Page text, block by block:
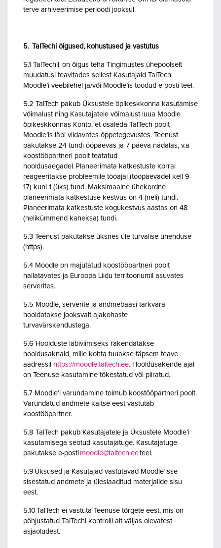
terve arhiveerimise perioodi jooksul.
5. TalTechi õigused, kohustused ja vastutus
5.1 TalTechil on õigus teha Tingimustes ühepoolselt
muudatusi teavitades sellest Kasutajaid TalTech
Moodle’i veebilehel ja/või Moodle’is toodud e-posti teel.
5.2 TalTech pakub Üksustele õpikeskkonna kasutamise
võimalust ning Kasutajatele võimalust luua Moodle
õpikeskkonnas Konto, et osaleda TalTech poolt
Moodle’is läbi viidavates õppetegevustes. Teenust
pakutakse 24 tundi ööpäevas ja 7 päeva nädalas, v.a
koostööpartneri poolt teatatud
hooldusaegadel. Planeerimata katkestuste korral
reageeritakse probleemile tööajal (tööpäevadel kell 9-
17) kuni 1 (üks) tund. Maksimaalne ühekordne
planeerimata katkestuse kestvus on 4 (neli) tundi.
Planeerimata katkestuste kogukestvus aastas on 48
(nelikümmend kaheksa) tundi.
5.3 Teenust pakutakse üksnes üle turvalise ühenduse
(https).
5.4 Moodle on majutatud koostööpartneri poolt
hallatavates ja Euroopa Liidu territooriumil asuvates
serverites.
5.5 Moodle, serverite ja andmebaasi tarkvara
hooldatakse jooksvalt ajakohaste
turvavärskendustega.
5.6 Hoolduste läbiviimiseks rakendatakse
hooldusaknaid, mille kohta tuuakse täpsem teave
aadressil https://moodle.taltech.ee. Hooldusakende ajal
on Teenuse kasutamine tõkestatud või piiratud.
5.7 Moodle’i varundamine toimub koostööpartneri poolt.
Varundatud andmete kaitse eest vastutab
koostööpartner.
5.8 TalTech pakub Kasutajatele ja Üksustele Moodle’i
kasutamisega seotud kasutajatuge. Kasutajatuge
pakutakse e-posti moodle@taltech.eeteel.
5.9 Üksused ja Kasutajad vastutavad Moodle’isse
sisestatud andmete ja üleslaaditud materjalide sisu
eest.
5.10 TalTech ei vastuta Teenuse tõrgete eest, mis on
põhjustatud TalTechi kontrolli alt väljas olevatest
asjaoludest.